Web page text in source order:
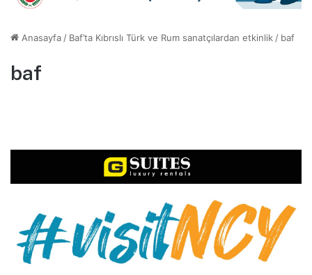
Anasayfa / Baf’ta Kıbrıslı Türk ve Rum sanatçılardan etkinlik / baf
baf